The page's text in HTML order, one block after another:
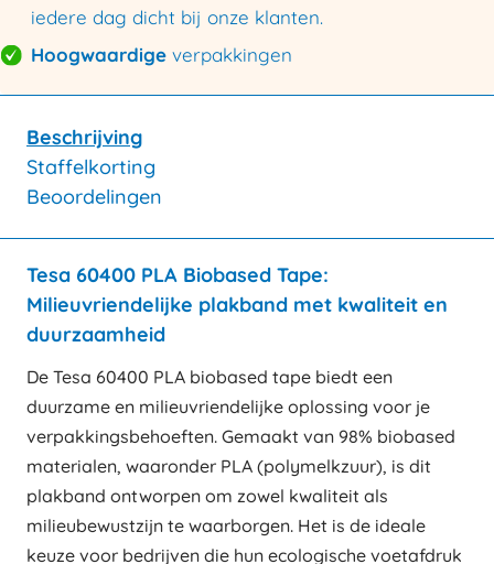
iedere dag dicht bij onze klanten.
Hoogwaardige verpakkingen
Beschrijving
Staffelkorting
Beoordelingen
Tesa 60400 PLA Biobased Tape:
Milieuvriendelijke plakband met kwaliteit en
duurzaamheid
De Tesa 60400 PLA biobased tape biedt een
duurzame en milieuvriendelijke oplossing voor je
verpakkingsbehoeften. Gemaakt van 98% biobased
materialen, waaronder PLA (polymelkzuur), is dit
plakband ontworpen om zowel kwaliteit als
milieubewustzijn te waarborgen. Het is de ideale
keuze voor bedrijven die hun ecologische voetafdruk